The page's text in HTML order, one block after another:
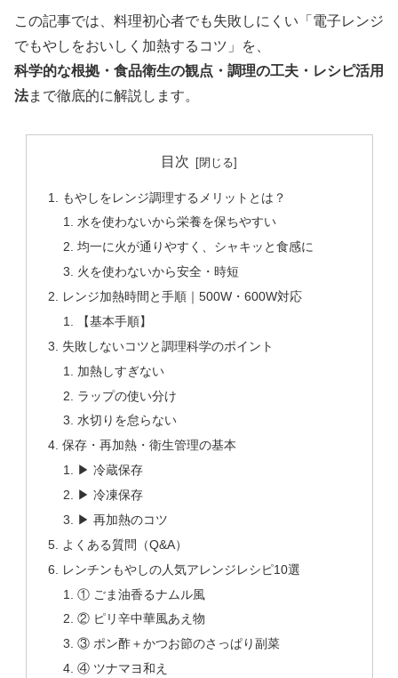
この記事では、料理初心者でも失敗しにくい「電子レンジ
でもやしをおいしく加熱するコツ」を、
科学的な根拠・食品衛生の観点・調理の工夫・レシピ活用
法まで徹底的に解説します。
目次
もやしをレンジ調理するメリットとは？
水を使わないから栄養を保ちやすい
均一に火が通りやすく、シャキッと食感に
火を使わないから安全・時短
レンジ加熱時間と手順｜500W・600W対応
【基本手順】
失敗しないコツと調理科学のポイント
加熱しすぎない
ラップの使い分け
水切りを怠らない
保存・再加熱・衛生管理の基本
▶ 冷蔵保存
▶ 冷凍保存
▶ 再加熱のコツ
よくある質問（Q&A）
レンチンもやしの人気アレンジレシピ10選
① ごま油香るナムル風
② ピリ辛中華風あえ物
③ ポン酢＋かつお節のさっぱり副菜
④ ツナマヨ和え